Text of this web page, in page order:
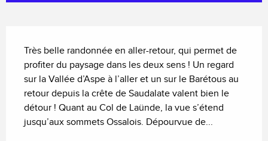
Très belle randonnée en aller-retour, qui permet de
profiter du paysage dans les deux sens ! Un regard
sur la Vallée d’Aspe à l’aller et un sur le Barétous au
retour depuis la crête de Saudalate valent bien le
détour ! Quant au Col de Laünde, la vue s’étend
jusqu’aux sommets Ossalois. Dépourvue de...